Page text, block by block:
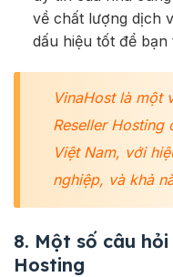
về chất lượng dịch
dấu hiệu tốt để
VinaHost là một
Reseller
Việt Nam, với
nghiệp, và khả
8. Một số câu
Hosting